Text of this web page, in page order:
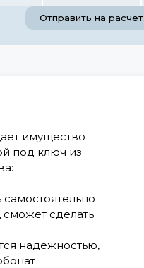
Отправить на расчет
имущество
под ключ из
сделать
надежностью,